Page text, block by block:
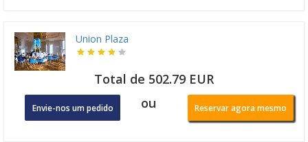
Union Plaza
Total de 502.79 EUR
Envie-nos um pedido ou Reservar agora mesmo